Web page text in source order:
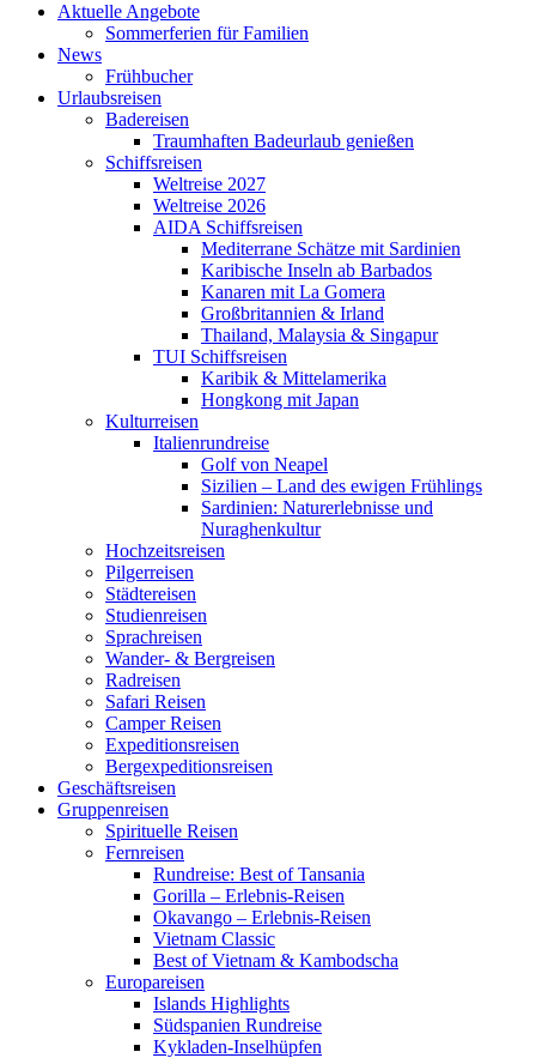
Aktuelle Angebote
Sommerferien für Familien
News
Frühbucher
Urlaubsreisen
Badereisen
Traumhaften Badeurlaub genießen
Schiffsreisen
Weltreise 2027
Weltreise 2026
AIDA Schiffsreisen
Mediterrane Schätze mit Sardinien
Karibische Inseln ab Barbados
Kanaren mit La Gomera
Großbritannien & Irland
Thailand, Malaysia & Singapur
TUI Schiffsreisen
Karibik & Mittelamerika
Hongkong mit Japan
Kulturreisen
Italienrundreise
Golf von Neapel
Sizilien – Land des ewigen Frühlings
Sardinien: Naturerlebnisse und
Nuraghenkultur
Hochzeitsreisen
Pilgerreisen
Städtereisen
Studienreisen
Sprachreisen
Wander- & Bergreisen
Radreisen
Safari Reisen
Camper Reisen
Expeditionsreisen
Bergexpeditionsreisen
Geschäftsreisen
Gruppenreisen
Spirituelle Reisen
Fernreisen
Rundreise: Best of Tansania
Gorilla – Erlebnis-Reisen
Okavango – Erlebnis-Reisen
Vietnam Classic
Best of Vietnam & Kambodscha
Europareisen
Islands Highlights
Südspanien Rundreise
Kykladen-Inselhüpfen